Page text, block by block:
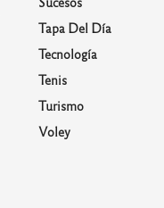
Tapa Del Día
Tecnología
Tenis
Turismo
Voley